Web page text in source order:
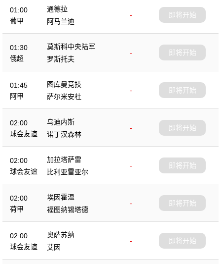
01:00
葡甲
通德拉
-
阿马兰迪
即将开始
01:30
俄超
莫斯科中央陆军
-
罗斯托夫
即将开始
01:45
阿甲
图库曼竞技
-
萨尔米安杜
即将开始
02:00
球会友谊
乌迪内斯
-
诺丁汉森林
即将开始
02:00
球会友谊
加拉塔萨雷
-
比利亚雷亚尔
即将开始
02:00
荷甲
埃因霍温
-
福图纳锡塔德
即将开始
02:00
球会友谊
奥萨苏纳
-
艾因
即将开始